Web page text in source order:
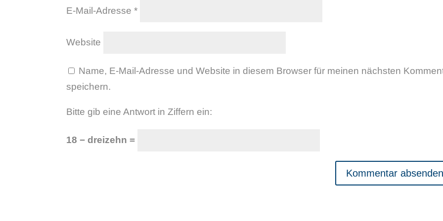
E-Mail-Adresse*
Website
Name, E-Mail-Adresse und Website in diesem Browser für meinen nächsten
speichern.
Bitte gib eine Antwort in Ziffern ein:
18 − dreizehn =